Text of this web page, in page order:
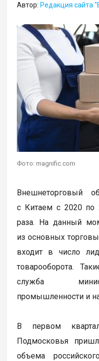
Автор: Редакция сайта
Фото: magnific.com
Внешнеторговый
с Китаем с 2020 по
раза. На данный
из основных
входит в число
товарооборота.
служба
промышленности и
В первом
Подмосковья
объема